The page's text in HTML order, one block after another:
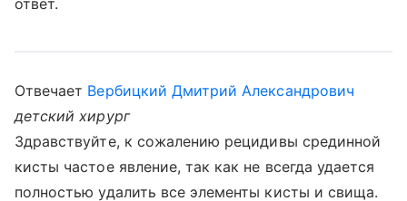
ответ.
Отвечает Вербицкий Дмитрий Александрович
детский хирург
Здравствуйте, к сожалению рецидивы срединной
кисты частое явление, так как не всегда удается
полностью удалить все элементы кисты и свища.